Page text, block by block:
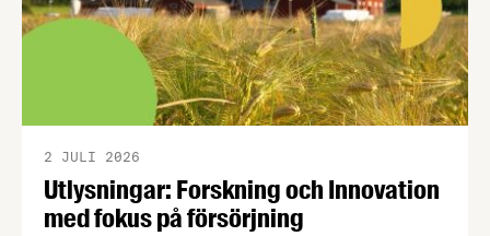
Utlysningar: Forskning och Innovation
med fokus på försörjning
2 JULI 2026